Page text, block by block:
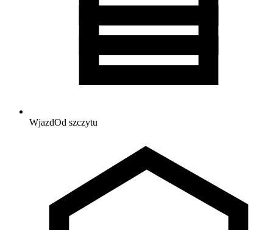
WjazdOd szczytu